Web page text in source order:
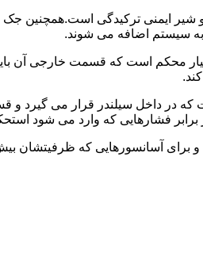
ایمنی ترکیدگی است.همچنین جک
سیستم اضافه می شوند.
محکم است که قسمت خارجی آن
که در داخل سیلندر قرار می
فشارهایی که وارد می شود